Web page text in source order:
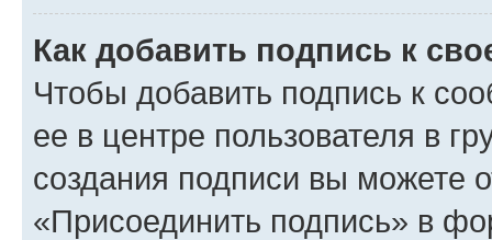
Как добавить подпись к
Чтобы добавить подпись к
ее в центре пользователя в
создания подписи вы можете
«Присоединить подпись» в